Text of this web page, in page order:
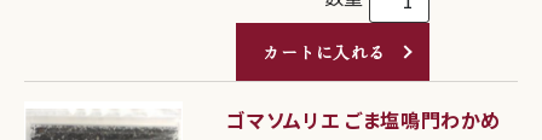
カートに入れる
ゴマソムリエ ごま塩鳴門わかめ